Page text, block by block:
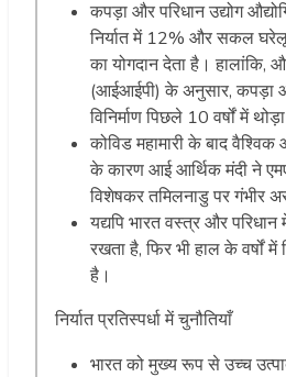
कपड़ा और परिधान उद्योग
निर्यात में 12% और सकल
का योगदान देता है। हालांकि,
(आईआईपी) के अनुसार, कपड़ा
विनिर्माण पिछले 10 वर्षों में
कोविड महामारी के बाद
के कारण आई आर्थिक मंदी ने
विशेषकर तमिलनाडु पर गंभीर
यद्यपि भारत वस्त्र और परिधान
रखता है, फिर भी हाल के वर्षों में
है।
निर्यात प्रतिस्पर्धा में चुनौतियाँ
भारत को मुख्य रूप से उच्च